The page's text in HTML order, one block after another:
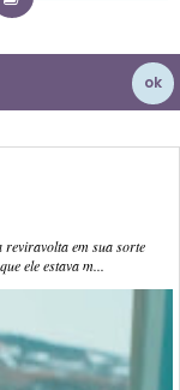
em sua sorte
ele estava m...